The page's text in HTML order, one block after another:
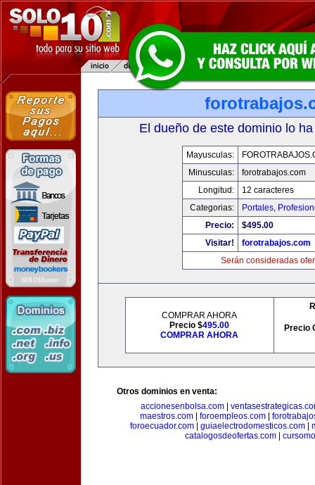
El dueño de este dominio lo
Mayusculas:
Minusculas:
forotrabajos.com
Longitud:
12 caracteres
Categorias:
Portales,
Precio:
$495.00
Visitar!
forotrabajos.com
Serán consideradas
COMPRAR AHORA
Precio $495.00
COMPRAR AHORA
Precio
Otros dominios en venta:
accionesenbolsa.com|
maestros.com| foroempleos.com|
foroecuador.com| guiaelectrodomesticos.com|
catalogosdeofertas.com